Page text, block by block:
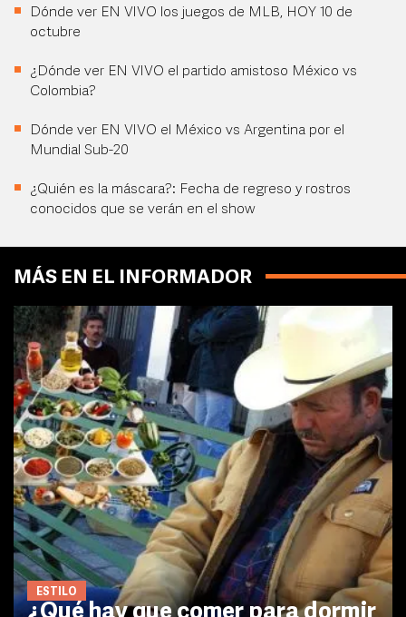
Dónde ver EN VIVO los juegos de MLB, HOY 10 de
octubre
¿Dónde ver EN VIVO el partido amistoso México vs
Colombia?
Dónde ver EN VIVO el México vs Argentina por el
Mundial Sub-20
¿Quién es la máscara?: Fecha de regreso y rostros
conocidos que se verán en el show
MÁS EN EL INFORMADOR
ESTILO